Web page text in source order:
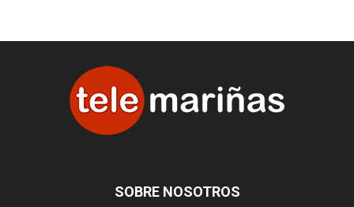
SOBRE NOSOTROS